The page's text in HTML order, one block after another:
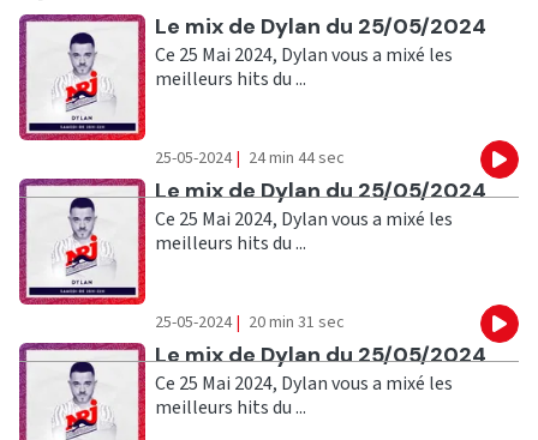
Ecouter
Le mix de Dylan du 25/05/2024
Ce 25 Mai 2024, Dylan vous a mixé les
meilleurs hits du ...
25-05-2024 | 24 min 44 sec
Ecouter
Le mix de Dylan du 25/05/2024
Ce 25 Mai 2024, Dylan vous a mixé les
meilleurs hits du ...
25-05-2024 | 20 min 31 sec
Ecouter
Le mix de Dylan du 25/05/2024
Ce 25 Mai 2024, Dylan vous a mixé les
meilleurs hits du ...